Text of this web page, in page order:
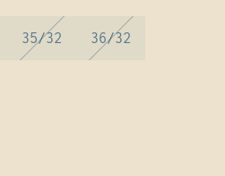
35/32 36/32